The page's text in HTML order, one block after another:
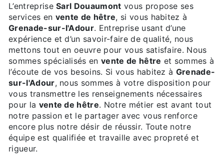
L’entrepriseSarl Douaumont vous propose ses
services en vente de hêtre, si vous habitez à
Grenade-sur-l'Adour. Entreprise usant d’une
expérience et d’un savoir-faire de qualité, nous
mettons tout en oeuvre pour vous satisfaire. Nous
sommes spécialisés envente de hêtre et sommes à
l’écoute de vos besoins. Si vous habitez à Grenade-
sur-l'Adour, nous sommes à votre disposition pour
vous transmettre les renseignements nécessaires
pour la vente de hêtre. Notre métier est avant tout
notre passion et le partager avec vous renforce
encore plus notre désir de réussir. Toute notre
équipe est qualifiée et travaille avec propreté et
rigueur.